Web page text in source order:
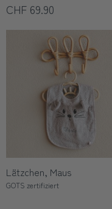
CHF 69.90
Lätzchen, Maus
GOTS zertifiziert